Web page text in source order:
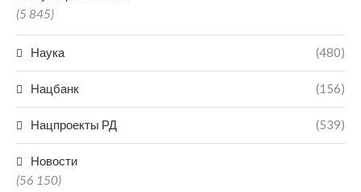
(5 845)
Наука (480)
Нацбанк (156)
Нацпроекты РД (539)
Новости
(56 150)